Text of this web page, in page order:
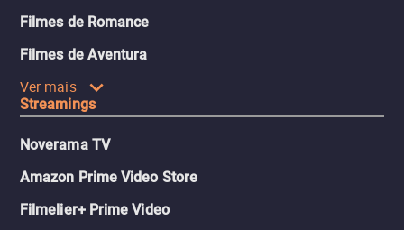
Filmes de Romance
Filmes de Aventura
Ver mais
Streamings
Noverama TV
Amazon Prime Video Store
Filmelier+ Prime Video